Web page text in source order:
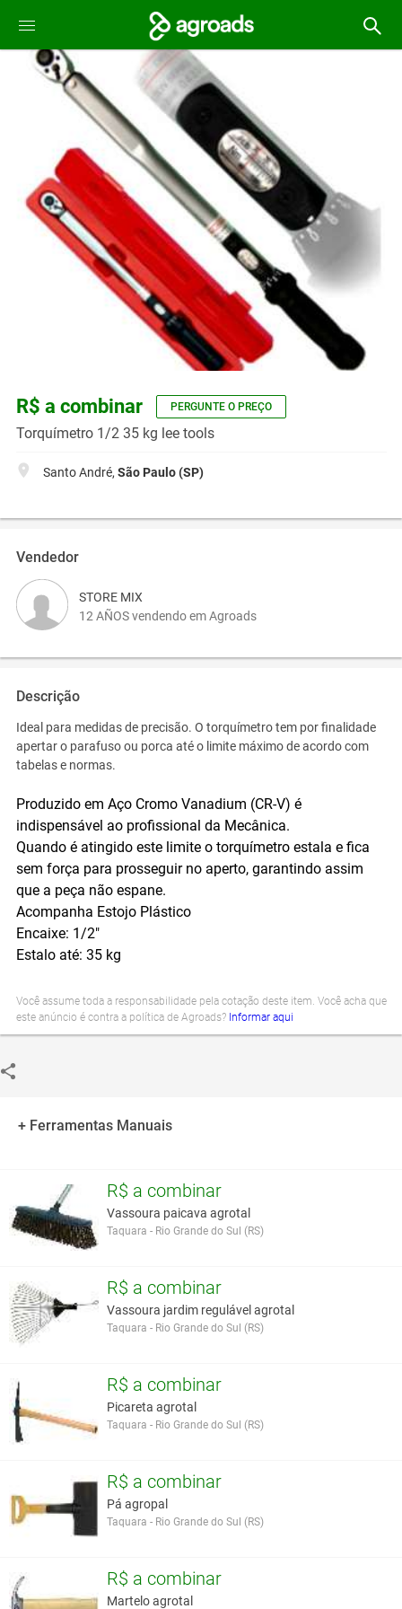
R$ a combinar PERGUNTE O PREÇO
Torquímetro 1/2 35 kg lee tools
Santo André, São Paulo (SP)
Vendedor
STORE MIX
12 AÑOS vendendo em Agroads
Descrição
Ideal para medidas de precisão. O torquímetro tem por finalidade
apertar o parafuso ou porca até o limite máximo de acordo com
tabelas e normas.
Produzido em Aço Cromo Vanadium (CR-V) é
indispensável ao profissional da Mecânica.
Quando é atingido este limite o torquímetro estala e fica
sem força para prosseguir no aperto, garantindo assim
que a peça não espane.
Acompanha Estojo Plástico
Encaixe: 1/2"
Estalo até: 35 kg
Você assume toda a responsabilidade pela cotação deste item. Você acha que
este anúncio é contra a política de Agroads? Informar aqui
+ Ferramentas Manuais
R$ a combinar
Vassoura paicava agrotal
Taquara - Rio Grande do Sul (RS)
R$ a combinar
Vassoura jardim regulável agrotal
Taquara - Rio Grande do Sul (RS)
R$ a combinar
Picareta agrotal
Taquara - Rio Grande do Sul (RS)
R$ a combinar
Pá agropal
Taquara - Rio Grande do Sul (RS)
R$ a combinar
Martelo agrotal